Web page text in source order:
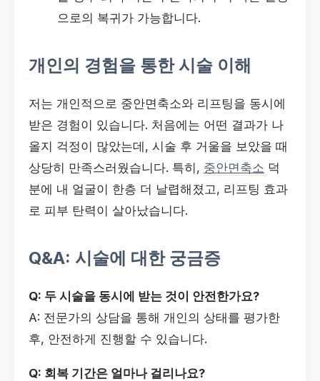
으로의 복귀가 가능합니다.
개인의 경험을 통한 시술 이해
저는 개인적으로 중안면축소와 리프팅을 동시에
받은 경험이 있습니다. 처음에는 어떤 결과가 나
올지 걱정이 많았는데, 시술 후 거울을 보았을 때
상당히 만족스러웠습니다. 특히, 중안면축소 덕
분에 내 얼굴이 한층 더 날렵해졌고, 리프팅 효과
로 피부 탄력이 살아났습니다.
Q&A: 시술에 대한 궁금증
Q: 두 시술을 동시에 받는 것이 안전한가요?
A: 전문가의 상담을 통해 개인의 상태를 평가한
후, 안전하게 진행할 수 있습니다.
Q: 회복 기간은 얼마나 걸리나요?